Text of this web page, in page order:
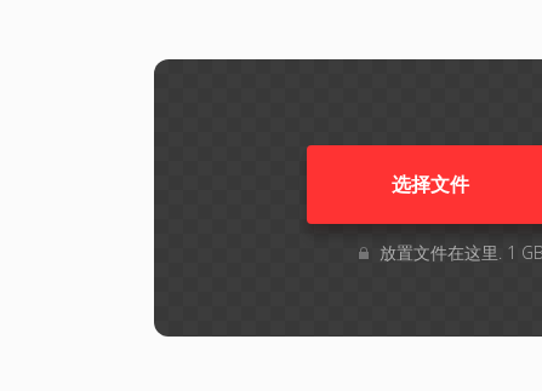
选择文件
放置文件在这里. 1